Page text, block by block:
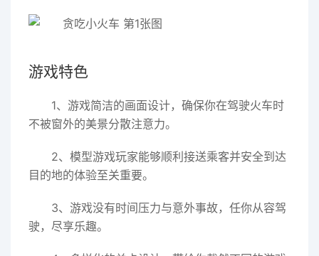
游戏特色
1、游戏简洁的画面设计，确保你在驾驶火车时
不被窗外的美景分散注意力。
2、模型游戏玩家能够顺利接送乘客并安全到达
目的地的体验至关重要。
3、游戏没有时间压力与意外事故，任你从容驾
驶，尽享乐趣。